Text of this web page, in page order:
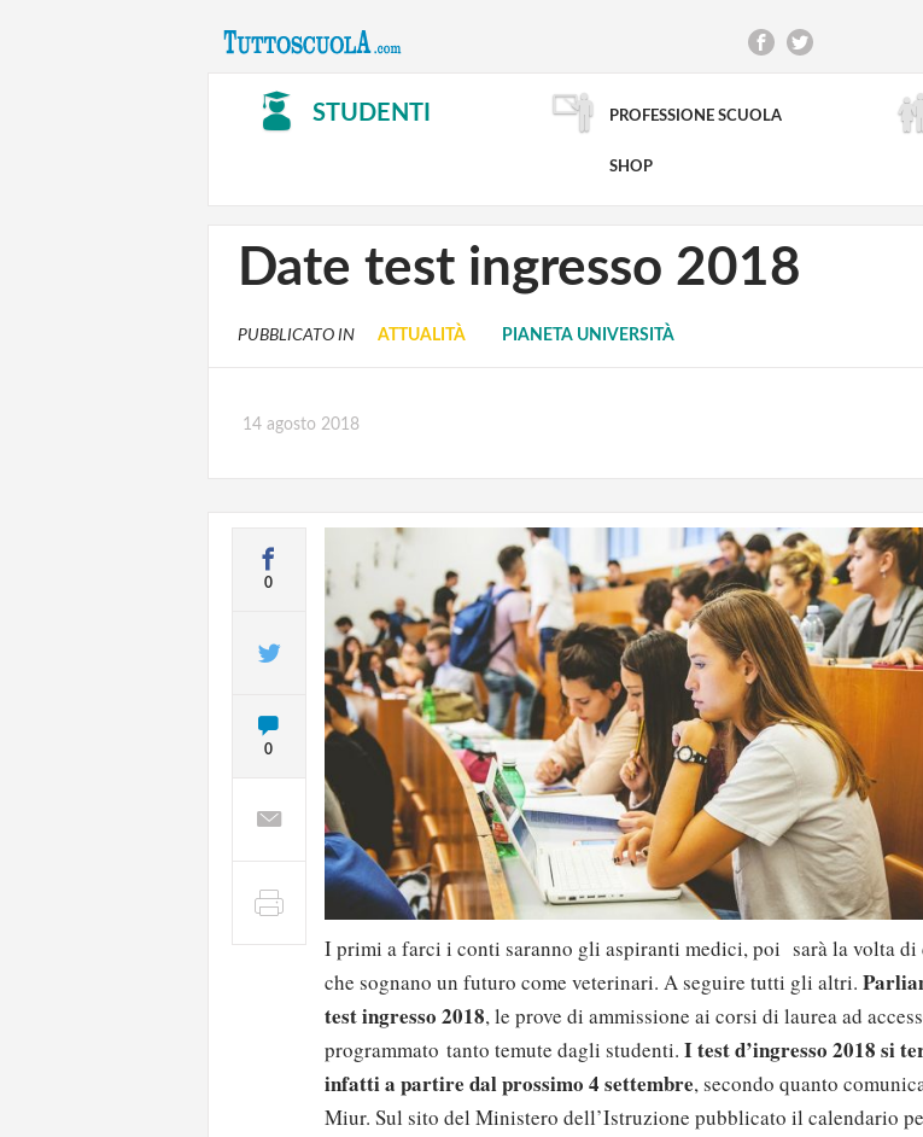
STUDENTI PROFESSIONE SCUOLA
SHOP
Date test ingresso 2018
PUBBLICATO IN ATTUALITÀ PIANETA UNIVERSITÀ
14 agosto 2018
0
0
I primi a farci i conti saranno gli aspiranti medici, poi sarà la volta di
che sognano un futuro come veterinari. A seguire tutti gli altri.
test ingresso 2018, le prove di ammissione ai corsi di laurea ad
programmato tanto temute dagli studenti. I test d’ingresso 2018 si
infatti a partire dal prossimo 4 settembre, secondo quanto
Miur. Sul sito del Ministero dell’Istruzione pubblicato il calendario